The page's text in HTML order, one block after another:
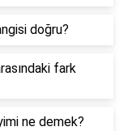
doğru?
fark
ne demek?